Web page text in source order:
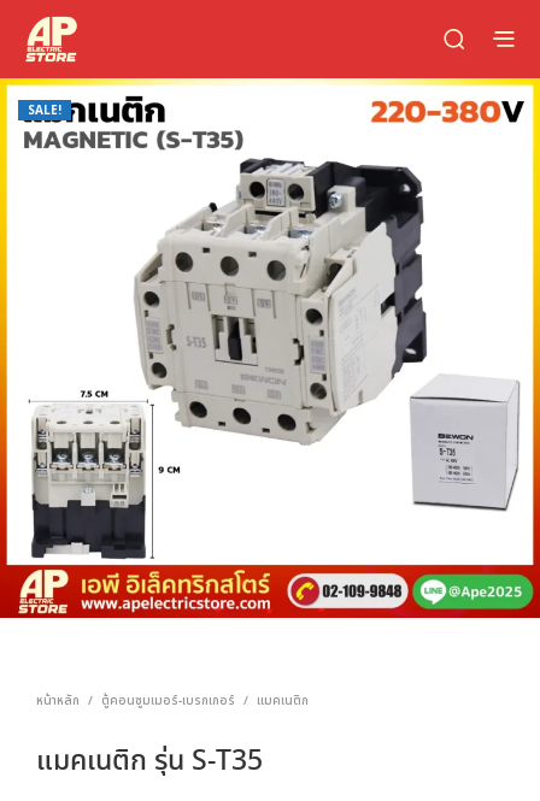
SALE!
หน้าหลัก / ตู้คอนซูมเมอร์-เบรกเกอร์ / แมคเนติก
แมคเนติก รุ่น S-T35